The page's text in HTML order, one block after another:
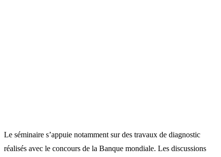
Le séminaire s’appuie notamment sur des travaux de diagnostic
réalisés avec le concours de la Banque mondiale. Les discussions